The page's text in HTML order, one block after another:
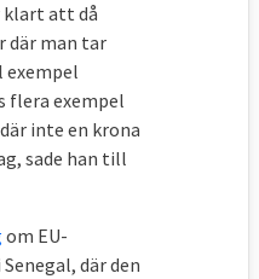
klart att då
där man tar
flera exempel
inte en krona
sade han till
om EU-
där den